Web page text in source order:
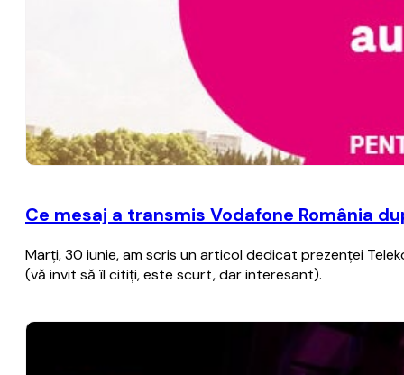
Ce mesaj a transmis Vodafone România
Marţi, 30 iunie, am scris un articol dedicat prezenţei
(vă invit să îl citiţi, este scurt, dar interesant).